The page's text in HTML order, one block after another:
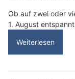
Ob auf zwei oder
1. August
Weiterlesen